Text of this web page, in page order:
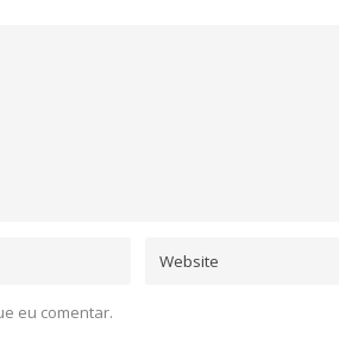
eu comentar.